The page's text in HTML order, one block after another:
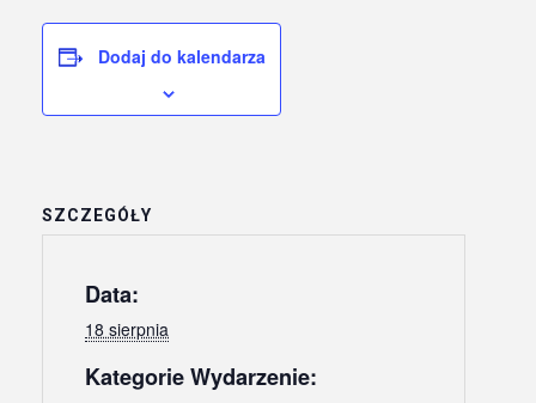
Dodaj do kalendarza
SZCZEGÓŁY
Data:
18 sierpnia
Kategorie Wydarzenie: